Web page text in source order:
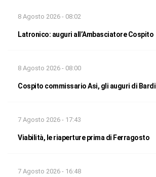
8 Agosto 2026 - 08:02
Latronico: auguri all’Ambasciatore Cospito
8 Agosto 2026 - 08:00
Cospito commissario Asi, gli auguri di Bardi
7 Agosto 2026 - 17:43
Viabilità, le riaperture prima di Ferragosto
7 Agosto 2026 - 16:48